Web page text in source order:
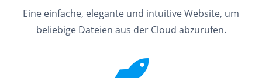
Eine einfache, elegante und intuitive Website, um
beliebige Dateien aus der Cloud abzurufen.